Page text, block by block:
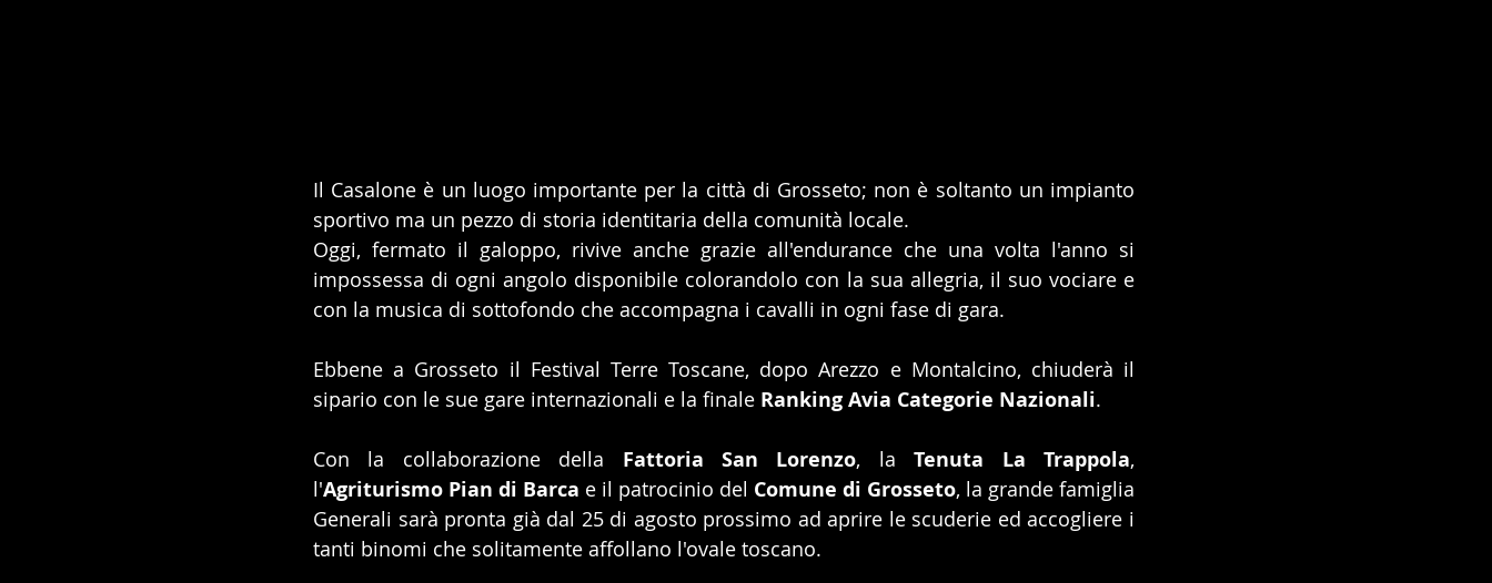
Il Casalone è un luogo importante per la città di Grosseto; non è soltanto un impianto
sportivo ma un pezzo di storia identitaria della comunità locale.
Oggi, fermato il galoppo, rivive anche grazie all'endurance che una volta l'anno si
impossessa di ogni angolo disponibile colorandolo con la sua allegria, il suo vociare e
con la musica di sottofondo che accompagna i cavalli in ogni fase di gara.
Ebbene a Grosseto il Festival Terre Toscane, dopo Arezzo e Montalcino, chiuderà il
sipario con le sue gare internazionali e la finale Ranking Avia Categorie Nazionali.
Con la collaborazione della Fattoria San Lorenzo, la Tenuta La Trappola,
l'Agriturismo Pian di Barca e il patrocinio del Comune di Grosseto, la grande famiglia
Generali sarà pronta già dal 25 di agosto prossimo ad aprire le scuderie ed accogliere i
tanti binomi che solitamente affollano l'ovale toscano.